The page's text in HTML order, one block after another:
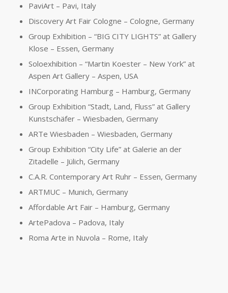
PaviArt – Pavi, Italy​
Discovery Art Fair Cologne – Cologne, Germany
Group Exhibition – “BIG CITY LIGHTS” at Gallery
Klose – Essen, Germany
Soloexhibition – “Martin Koester – New York”​ at
Aspen Art Gallery – Aspen, USA
INCorporating Hamburg – Hamburg, Germany
Group Exhibition “Stadt, Land, Fluss” at Gallery
Kunstschäfer – Wiesbaden, Germany
ARTe Wiesbaden – Wiesbaden, Germany
Group Exhibition “City Life”​ at Galerie an der
Zitadelle – Jülich, Germany
C.A.R. Contemporary Art Ruhr​ – Essen, Germany
ARTMUC – Munich, Germany
Affordable Art Fair – Hamburg, Germany
ArtePadova – Padova, Italy
Roma Arte in Nuvola​ – Rome, Italy